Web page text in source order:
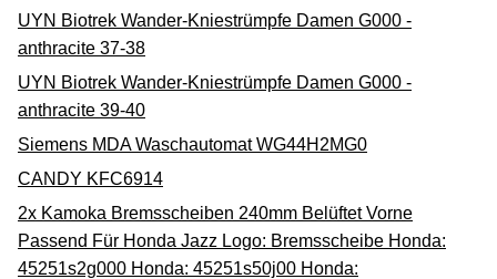
UYN Biotrek Wander-Kniestrümpfe Damen G000 -
anthracite 37-38
UYN Biotrek Wander-Kniestrümpfe Damen G000 -
anthracite 39-40
Siemens MDA Waschautomat WG44H2MG0
CANDY KFC6914
2x Kamoka Bremsscheiben 240mm Belüftet Vorne
Passend Für Honda Jazz Logo: Bremsscheibe Honda:
45251s2g000 Honda: 45251s50j00 Honda: